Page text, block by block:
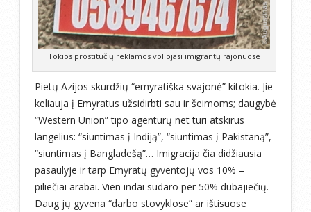
Tokios prostitučių reklamos voliojasi imigrantų rajonuose
Pietų Azijos skurdžių “emyratiška svajonė” kitokia. Jie
keliauja į Emyratus užsidirbti sau ir šeimoms; daugybė
“Western Union” tipo agentūrų net turi atskirus
langelius: “siuntimas į Indiją”, “siuntimas į Pakistaną”,
“siuntimas į Bangladešą”… Imigracija čia didžiausia
pasaulyje ir tarp Emyratų gyventojų vos 10% –
piliečiai arabai. Vien indai sudaro per 50% dubajiečių.
Daug jų gyvena “darbo stovyklose” ar ištisuose